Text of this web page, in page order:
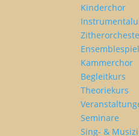
Kinderchor
Ensemblespiel
Kammerchor
Begleitkurs
Theoriekurs
Seminare
Sing- &